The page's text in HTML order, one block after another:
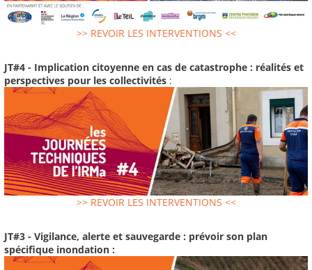
>> REVOIR LES INTERVENTIONS <<
JT#4 - Implication citoyenne en cas de catastrophe : réalités et
perspectives pour les collectivités :
>> REVOIR LES INTERVENTIONS <<
JT#3 - Vigilance, alerte et sauvegarde : prévoir son plan
spécifique inondation :